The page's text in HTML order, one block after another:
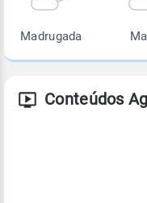
Madrugada
Conteúdos